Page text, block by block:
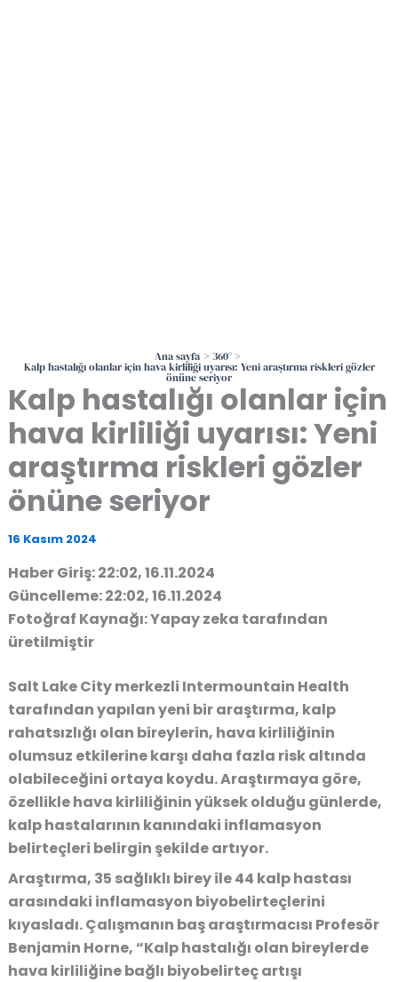
Ana sayfa 360°
Kalp hastalığı olanlar için hava kirliliği uyarısı: Yeni araştırma riskleri gözler
önüne seriyor
Kalp hastalığı olanlar için
hava kirliliği uyarısı: Yeni
araştırma riskleri gözler
önüne seriyor
16 Kasım 2024
Haber Giriş: 22:02, 16.11.2024
Güncelleme: 22:02, 16.11.2024
Fotoğraf Kaynağı: Yapay zeka tarafından
üretilmiştir
Salt Lake City merkezli Intermountain Health
tarafından yapılan yeni bir araştırma, kalp
rahatsızlığı olan bireylerin, hava kirliliğinin
olumsuz etkilerine karşı daha fazla risk altında
olabileceğini ortaya koydu. Araştırmaya göre,
özellikle hava kirliliğinin yüksek olduğu günlerde,
kalp hastalarının kanındaki inflamasyon
belirteçleri belirgin şekilde artıyor.
Araştırma, 35 sağlıklı birey ile 44 kalp hastası
arasındaki inflamasyon biyobelirteçlerini
kıyasladı. Çalışmanın baş araştırmacısı Profesör
Benjamin Horne, “Kalp hastalığı olan bireylerde
hava kirliliğine bağlı biyobelirteç artışı